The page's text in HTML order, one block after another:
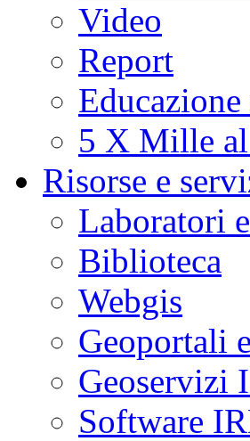
Video
Report
5 X Mille
Risorse e
Laboratori
Biblioteca
Webgis
Geoportali
Geoservizi
Software